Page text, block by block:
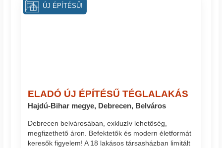
ELADÓ ÚJ ÉPÍTÉSŰ TÉGLALAKÁS
Hajdú-Bihar megye, Debrecen, Belváros
Debrecen belvárosában, exkluzív lehetőség,
megfizethető áron. Befektetők és modern életformát
keresők figyelem! A 18 lakásos társasházban limitált
ÚJ ÉPÍTÉSŰ!